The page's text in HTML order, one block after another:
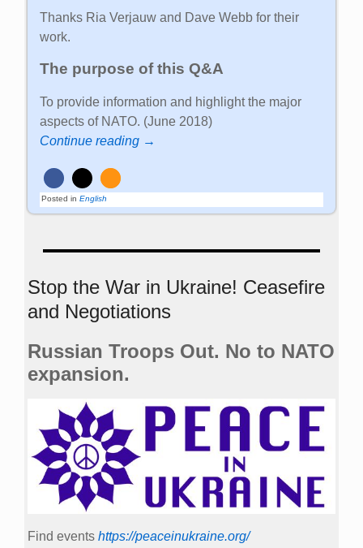
Thanks Ria Verjauw and Dave Webb for their
work.
The purpose of this Q&A
To provide information and highlight the major
aspects of NATO. (June 2018)
Continue reading →
Posted in English
Stop the War in Ukraine! Ceasefire
and Negotiations
Russian Troops Out. No to NATO
expansion.
Find events https://peace­in­ukraine.org/